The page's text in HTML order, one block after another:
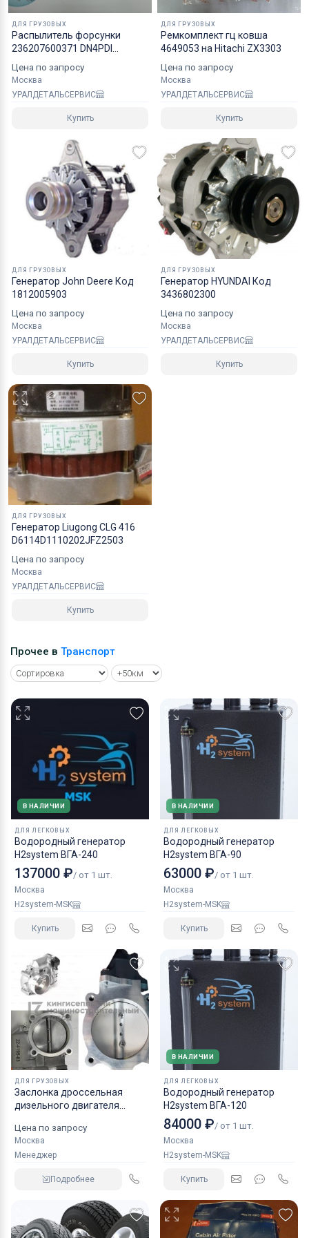
Коробки оптимального размера и с
надежным уровнем защиты.
мероприятия по оформлению документов и
перевозке вашего заказа в любой регион РФ, в
ДЛЯ ГРУЗОВЫХ
Распылитель форсунки
236207600371 DN4PDI
Цена по запросу
Москва
УРАЛДЕТАЛЬСЕРВИС
Купить
ДЛЯ ГРУЗОВЫХ
Ремкомплект гц ковша
4649053 на Hitachi ZX3303
Цена по запросу
Москва
УРАЛДЕТАЛЬСЕРВИС
Купить
ДЛЯ ГРУЗОВЫХ
Генератор John Deere Код
1812005903
Цена по запросу
Москва
УРАЛДЕТАЛЬСЕРВИС
Купить
ДЛЯ ГРУЗОВЫХ
Генератор HYUNDAI Код
3436802300
Цена по запросу
Москва
УРАЛДЕТАЛЬСЕРВИС
Купить
ДЛЯ ГРУЗОВЫХ
Генератор Liugong CLG 416
D6114D1110202JFZ2503
Цена по запросу
Москва
УРАЛДЕТАЛЬСЕРВИС
Купить
Прочее в Транспорт
В НАЛИЧИИ
ДЛЯ ЛЕГКОВЫХ
Водородный генератор
H2system ВГА-240
137000 ₽/ от 1 шт.
Москва
H2system-MSK
Купить
В НАЛИЧИИ
ДЛЯ ЛЕГКОВЫХ
Водородный генератор
H2system ВГА-90
63000 ₽/ от 1 шт.
Москва
H2system-MSK
Купить
ДЛЯ ГРУЗОВЫХ
Заслонка дроссельная
дизельного двигателя
Цена по запросу
Москва
Менеджер
Подробнее
В НАЛИЧИИ
ДЛЯ ЛЕГКОВЫХ
Водородный генератор
H2system ВГА-120
84000 ₽/ от 1 шт.
Москва
H2system-MSK
Купить